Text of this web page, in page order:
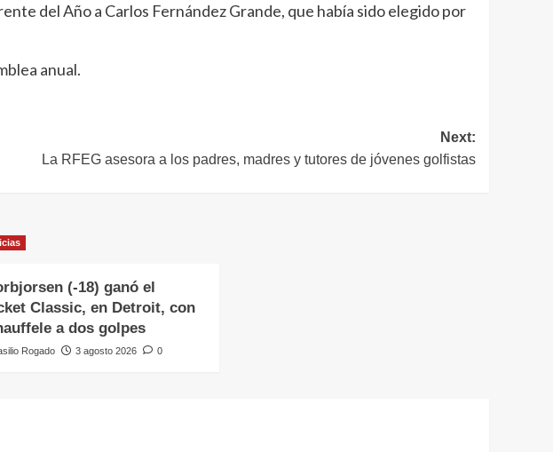
del Año a Carlos Fernández Grande, que había sido elegido por
anual.
Next:
La RFEG asesora a los padres, madres y tutores de jóvenes golfistas
(-18) ganó el
Classic, en Detroit, con
a dos golpes
Rogado 3 agosto 2026 0